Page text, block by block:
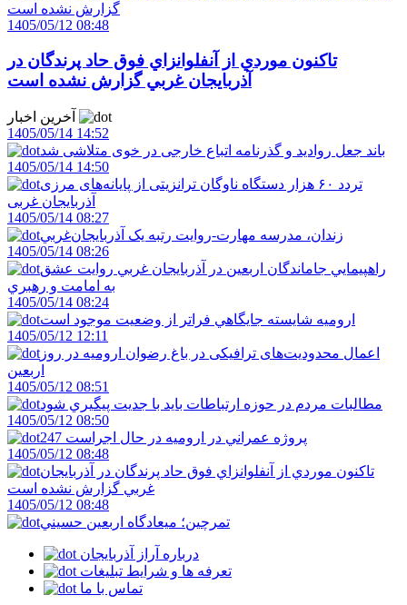
1405/05/12 08:48
تاکنون موردي از آنفلوانزاي فوق حاد پرندگان در
آذربايجان غربي گزارش نشده است
1405/05/14 14:52
باند جعل روادید و گذرنامه اتباع خارجی در خوی متلاشی شد
1405/05/14 14:50
تردد ۶۰ هزار دستگاه ناوگان ترانزیتی از پایانه‌های مرزی
آذربایجان ‌غربی
1405/05/14 08:27
زندان، مدرسه مهارت-روايت رتبه يک آذربايجان‌غربي
1405/05/14 08:26
راهپيمايي جاماندگان اربعين در آذربايجان غربي روايت عشق
به امامت و رهبري
1405/05/14 08:24
اروميه شايسته جايگاهي فراتر از وضعيت موجود است
1405/05/12 12:11
اعمال محدودیت‌های ترافیکی در باغ رضوان ارومیه در روز
اربعین
1405/05/12 08:51
مطالبات مردم در حوزه ارتباطات بايد با جديت پيگيري شود
1405/05/12 08:50
247 پروژه عمراني در اروميه در حال اجراست
1405/05/12 08:48
تاکنون موردي از آنفلوانزاي فوق حاد پرندگان در آذربايجان
غربي گزارش نشده است
1405/05/12 08:48
تمرچين؛ ميعادگاه اربعين حسيني
درباره آراز آذربایجان
تعرفه ها و شرایط تبلیغات
تماس با ما